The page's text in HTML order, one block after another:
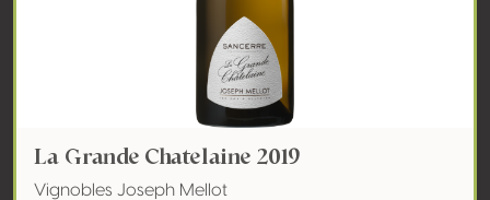
La Grande Chatelaine 2019
Vignobles Joseph Mellot